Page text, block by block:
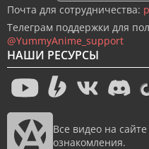
НАШИ РЕСУРСЫ
Все видео на
ознакомления.
Почта для сотрудничества:
Телеграм поддержки для
@YummyAnime_support